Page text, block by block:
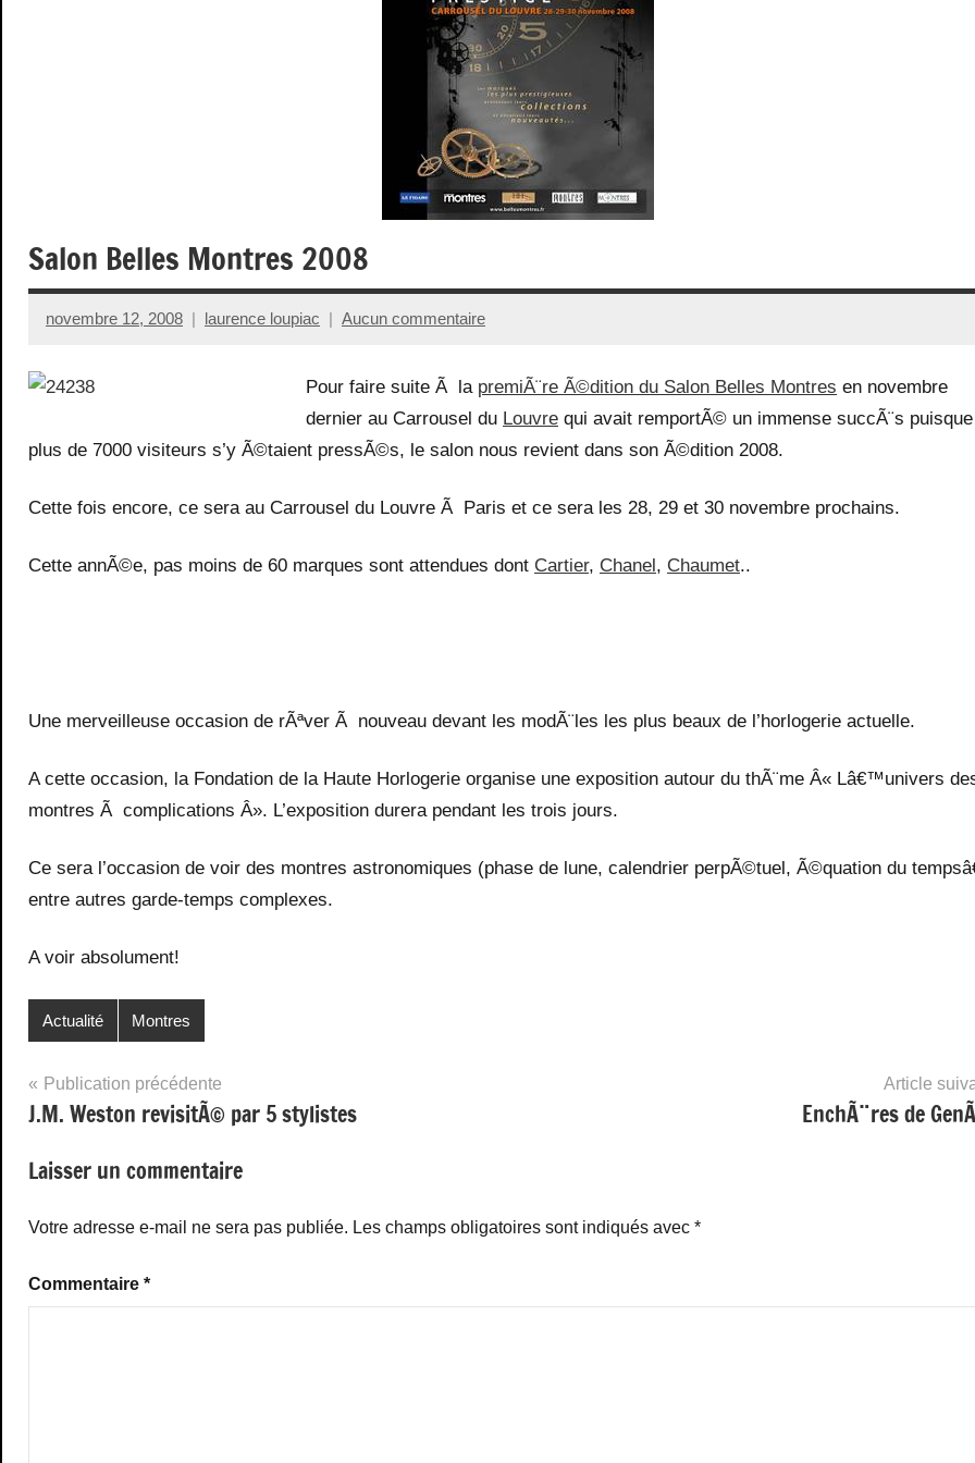
Salon Belles Montres 2008
novembre 12, 2008 laurence loupiac Aucun commentaire
Pour faire suite Ã la premiÃ¨re Ã©dition du Salon Belles Montres en novembre
dernier au Carrousel du Louvre qui avait remportÃ© un immense succÃ¨s puisque
plus de 7000 visiteurs s’y Ã©taient pressÃ©s, le salon nous revient dans son Ã©dition 2008.
Cette fois encore, ce sera au Carrousel du Louvre Ã Paris et ce sera les 28, 29 et 30 novembre prochains.
Cette annÃ©e, pas moins de 60 marques sont attendues dont Cartier, Chanel , Chaumet..
Une merveilleuse occasion de rÃªver Ã nouveau devant les modÃ¨les les plus beaux de l’horlogerie actuelle.
A cette occasion, la Fondation de la Haute Horlogerie organise une exposition autour du thÃ¨me Â« Lâ€™univers
montres Ã complications Â». L’exposition durera pendant les trois jours.
Ce sera l’occasion de voir des montres astronomiques (phase de lune, calendrier perpÃ©tuel, Ã©quation du
entre autres garde-temps complexes.
A voir absolument!
Actualité Montres
Navigation
de
l’article
Publication précédente
J.M. Weston revisitÃ© par 5 stylistes
Article
EnchÃ¨res de
Laisser un commentaire
Votre adresse e-mail ne sera pas publiée. Les champs obligatoires sont indiqués avec *
Commentaire *